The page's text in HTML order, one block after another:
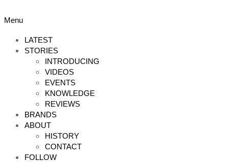
to
Primary
Menu
Menu
LATEST
STORIES
INTRODUCING
VIDEOS
EVENTS
KNOWLEDGE
REVIEWS
BRANDS
ABOUT
HISTORY
CONTACT
FOLLOW